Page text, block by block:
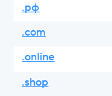
.рф
.com
.online
.shop